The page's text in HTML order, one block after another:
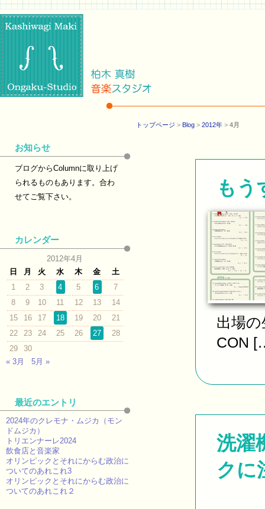
トップページ > Blog > 2012年 > 4月
もう
出場
CON
洗濯
クに
お知らせ
ブログからColumnに取り上げ
られるものもあります。合わ
せてご覧下さい。
カレンダー
2012年4月
日
月 火 水 木 金
土
1
2 3 4 5 6
7
8
9 10 11 12 13
14
15
16 17 18 19 20
21
22
23 24 25 26 27
28
29
30
« 3月
5月 »
最近のエントリ
2024年のクレモナ・ムジカ（モン
ドムジカ）
トリエンナーレ2024
飲食店と音楽家
オリンピックとそれにからむ政治に
ついてのあれこれ3
オリンピックとそれにからむ政治に
ついてのあれこれ２